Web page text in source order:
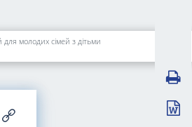
молодих сімей з дітьми